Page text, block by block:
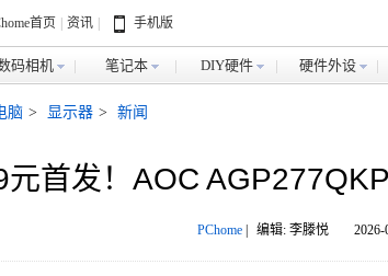
首页 资讯 手机版
码相机 笔记本 DIY硬件 硬件外设
脑 > 显示器 > 新闻
元首发！AOC
PChome| 编辑: 李滕悦 2026-